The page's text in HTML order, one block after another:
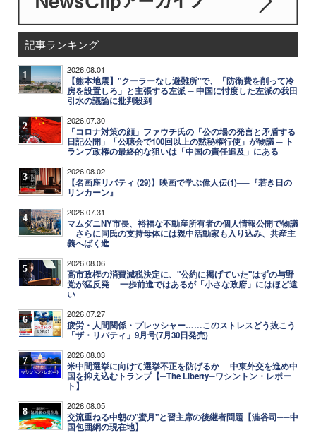
記事ランキング
1 2026.08.01
【熊本地震】"クーラーなし避難所"で、「防衛費を削って冷
房を設置しろ」と主張する左派 ─ 中国に忖度した左派の我田
引水の議論に批判殺到
2 2026.07.30
「コロナ対策の顔」ファウチ氏の「公の場の発言と矛盾する
日記公開」「公聴会で100回以上の黙秘権行使」が物議 ─ ト
ランプ政権の最終的な狙いは「中国の責任追及」にある
3 2026.08.02
【名画座リバティ (29)】映画で学ぶ偉人伝(1)──『若き日の
リンカーン』
4 2026.07.31
マムダニNY市長、裕福な不動産所有者の個人情報公開で物議
─ さらに同氏の支持母体には親中活動家も入り込み、共産主
義へばく進
5 2026.08.06
高市政権の消費減税決定に、"公約に掲げていた"はずの与野
党が猛反発 ─ 一歩前進ではあるが「小さな政府」にはほど遠
い
6 2026.07.27
疲労・人間関係・プレッシャー……このストレスどう抜こう
「ザ・リバティ」9月号(7月30日発売)
7 2026.08.03
米中間選挙に向けて選挙不正を防げるか ─ 中東外交を進め中
国を抑え込むトランプ【─The Liberty─ワシントン・レポー
ト】
8 2026.08.05
交流重ねる中朝の"蜜月"と習主席の後継者問題【澁谷司──中
国包囲網の現在地】